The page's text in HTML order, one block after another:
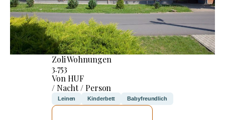
Zoli Wohnungen
3.753
Von HUF
/ Nacht / Person
Leinen Kinderbett Babyfreundlich